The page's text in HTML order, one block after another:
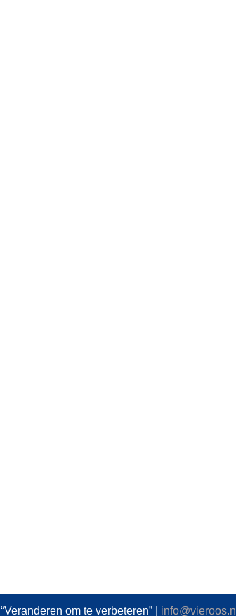
“Veranderen om te verbeteren” | info@vieroos.nl